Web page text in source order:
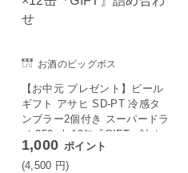
お酒のビッグボス
【お中元 プレゼント】ビール
ギフト アサヒ SD-PT 冷感タ
ンブラー2個付き スーパードラ
イ 350ml×12缶『GIFT』詰め
合わせ
1,000 ポイント
(4,500 円)